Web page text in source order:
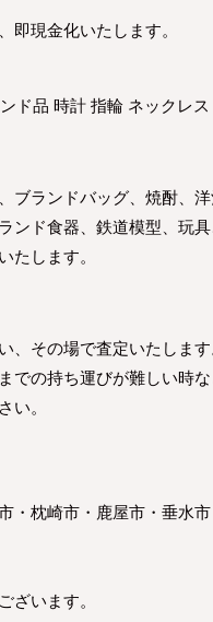
即現金化いたします。
ド品 時計 指輪 ネックレ
ランドバッグ、焼酎、洋
ンド食器、鉄道模型、玩
たします。
、その場で査定いたします
の持ち運びが難しい時な
い。
・枕崎市・鹿屋市・垂水
ざいます。